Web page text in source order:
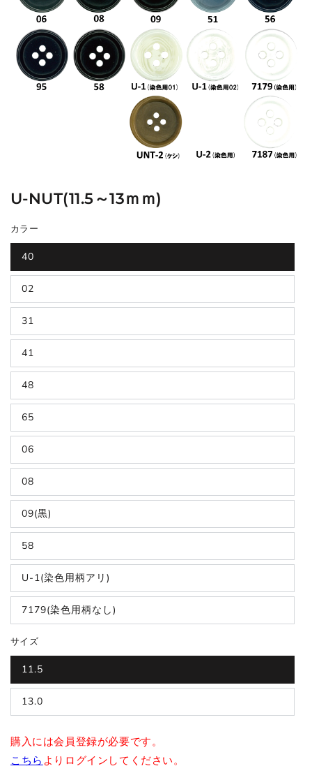
U-NUT(11.5～13ｍｍ)
カラー
40
02
31
41
48
65
06
08
09(黒)
58
U-1(染色用柄アリ)
7179(染色用柄なし)
サイズ
11.5
13.0
購入には会員登録が必要です。
こちら よりログインしてください。